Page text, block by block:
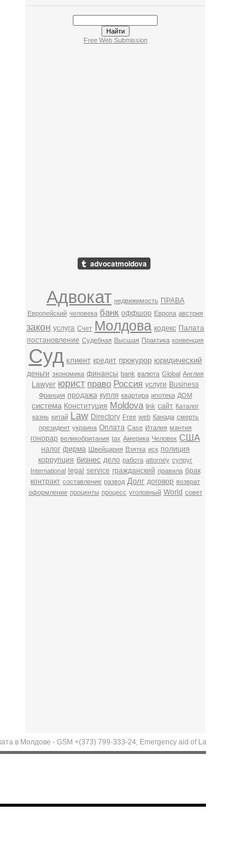
Free Web Submission
Адвокат недвижимость ПРАВА
Европейский человека банк оффшор Европа австрия
закон услуга Счет Молдова кодекс Палата
постановление Судебная Высшая Практика конвенция
Суд клиент кредит прокурор юридический
деньги экономика финансы bank валюта Global Англия
Lawyer юрист право Россия услуги Business
Франция продажа купля квартира ипотека ДОМ
система Конституция Moldova link сайт Каталог
казнь китай Law Directory Free web Канада смерть
президент украина Оплата Case Италия мантия
гонорар великобритания tax Америка Человек США
налог фирма Швейцария Взятка иск полиция
коррупция бизнес дело работа attorney супруг
International legal service гражданский правила брак
контракт составление развод Долг договор возврат
оформление проценты процесс уголовный World совет
Молдове - GSM +(373) 799-333-24; Emergency aid of Lawyer in